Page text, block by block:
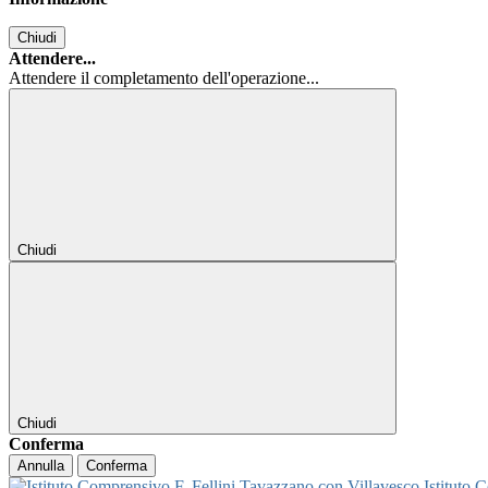
Chiudi
Attendere...
Attendere il completamento dell'operazione...
Chiudi
Chiudi
Conferma
Annulla Conferma